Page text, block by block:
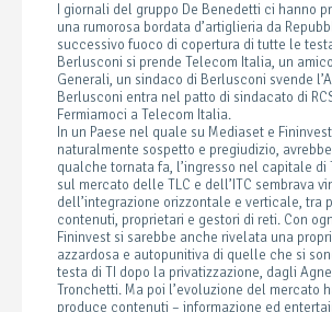
I giornali del gruppo De Benedetti ci hanno
una rumorosa bordata d’artiglieria da
successivo fuoco di copertura di tutte le
Berlusconi si prende Telecom Italia, un
Generali, un sindaco di Berlusconi svende
Berlusconi entra nel patto di sindacato di
Fermiamoci a Telecom Italia.
In un Paese nel quale su Mediaset e
naturalmente sospetto e pregiudizio,
qualche tornata fa, l’ingresso nel capitale di
sul mercato delle TLC e dell’ITC sembrava
dell’integrazione orizzontale e verticale, tra
contenuti, proprietari e gestori di reti. Con
Fininvest si sarebbe anche rivelata una
azzardosa e autopunitiva di quelle che si
testa di TI dopo la privatizzazione, dagli
Tronchetti. Ma poi l’evoluzione del mercato
produce contenuti – informazione ed